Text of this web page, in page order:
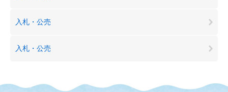
入札・公売
入札・公売